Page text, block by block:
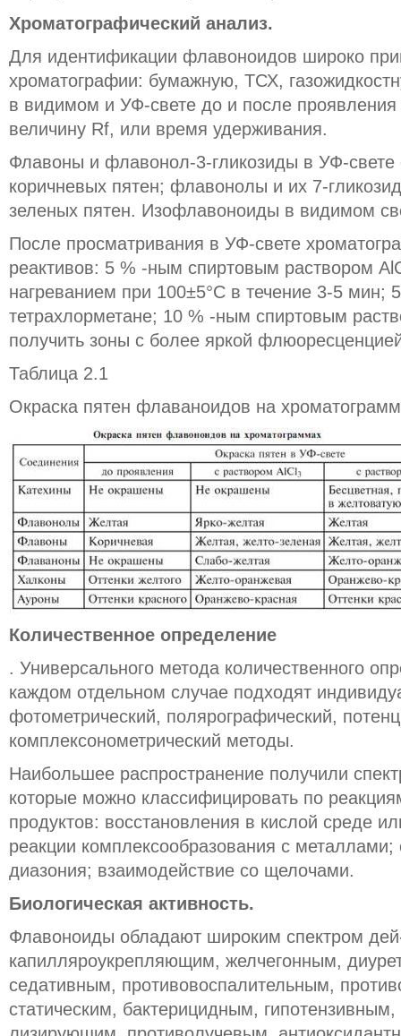
Хроматографический анализ.
Для идентификации флавоноидов широко
хроматографии: бумажную, ТСХ,
в видимом и УФ-свете до и после
величину Rf, или время удерживания.
Флавоны и флавонол-3-гликозиды в УФ-
коричневых пятен; флавонолы и их 7-
зеленых пятен. Изофлавоноиды в видимом
После просматривания в УФ-свете
реактивов: 5 % -ным спиртовым раствором
нагреванием при 100±5°С в течение 3-5 мин;
тетрахлорметане; 10 % -ным спиртовым
получить зоны с более яркой
Таблица 2.1
Окраска пятен флаваноидов на
Количественное определение
. Универсального метода количественного
каждом отдельном случае подходят
фотометрический, полярографический,
комплексонометрический методы.
Наибольшее распространение получили
которые можно классифицировать по
продуктов: восстановления в кислой среде
реакции комплексообразования с
диазония; взаимодействие со щелочами.
Биологическая активность.
Флавоноиды обладают широким спектром
капилляроукрепляющим, желчегонным,
седативным, противовоспалительным,
статическим, бактерицидным,